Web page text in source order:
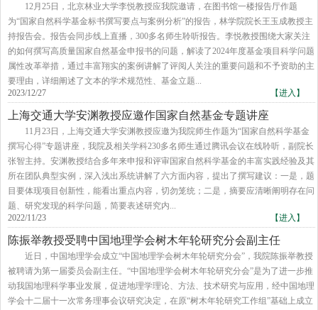
12月25日，北京林业大学李悦教授应我院邀请，在图书馆一楼报告厅作题
为“国家自然科学基金标书撰写要点与案例分析”的报告，林学院院长王玉成教授主
持报告会。报告会同步线上直播，300多名师生聆听报告。李悦教授围绕大家关注
的如何撰写高质量国家自然基金申报书的问题，解读了2024年度基金项目科学问题
属性改革举措，通过丰富翔实的案例讲解了评阅人关注的重要问题和不予资助的主
要理由，详细阐述了文本的学术规范性、基金立题...
【进入】
2023/12/27
上海交通大学安渊教授应邀作国家自然基金专题讲座
​11月23日，上海交通大学安渊教授应邀为我院师生作题为“国家自然科学基金
撰写心得”专题讲座，我院及相关学科230多名师生通过腾讯会议在线聆听，副院长
张智主持。安渊教授结合多年来申报和评审国家自然科学基金的丰富实践经验及其
所在团队典型实例，深入浅出系统讲解了六方面内容，提出了撰写建议：一是，题
目要体现项目创新性，能看出重点内容，切勿笼统；二是，摘要应清晰阐明存在问
题、研究发现的科学问题，简要表述研究内...
【进入】
2022/11/23
陈振举教授受聘中国地理学会树木年轮研究分会副主任
​近日，中国地理学会成立“中国地理学会树木年轮研究分会”，我院陈振举教授
被聘请为第一届委员会副主任。“中国地理学会树木年轮研究分会”是为了进一步推
动我国地理科学事业发展，促进地理学理论、方法、技术研究与应用，经中国地理
学会十二届十一次常务理事会议研究决定，在原“树木年轮研究工作组”基础上成立